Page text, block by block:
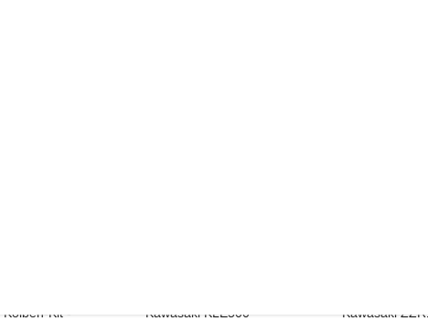
Kit -
Kawasaki KLE500
Kawasaki